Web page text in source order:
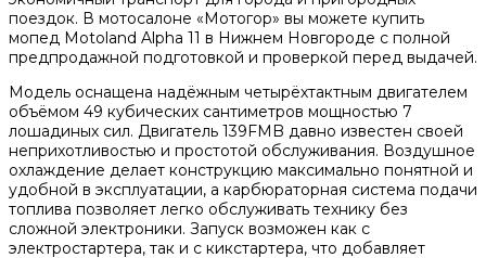
поездок. В мотосалоне «Мотогор» вы можете купить
мопед Motoland Alpha 11 в Нижнем Новгороде с полной
предпродажной подготовкой и проверкой перед выдачей.
Модель оснащена надёжным четырёхтактным двигателем
объёмом 49 кубических сантиметров мощностью 7
лошадиных сил. Двигатель 139FMB давно известен своей
неприхотливостью и простотой обслуживания. Воздушное
охлаждение делает конструкцию максимально понятной и
удобной в эксплуатации, а карбюраторная система подачи
топлива позволяет легко обслуживать технику без
сложной электроники. Запуск возможен как с
электростартера, так и с кикстартера, что добавляет